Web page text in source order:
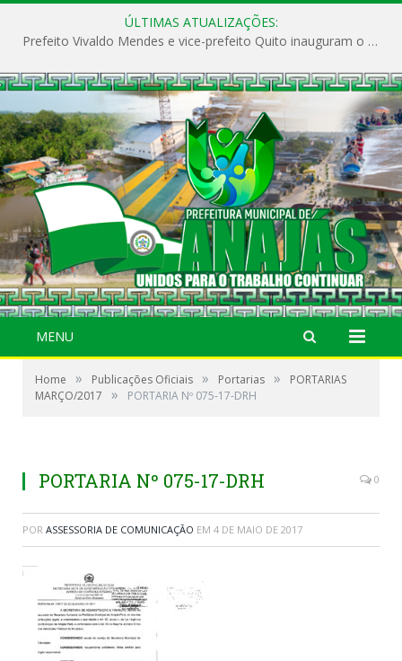
ÚLTIMAS ATUALIZAÇÕES:
Prefeito Vivaldo Mendes e vice-prefeito Quito inauguram o CAPS e fortalecem a saúde pública em Anajás.
MENU
Home » Publicações Oficiais » Portarias »
PORTARIAS
MARÇO/2017
» PORTARIA Nº 075-17-DRH
PORTARIA Nº 075-17-DRH 0
POR ASSESSORIA DE COMUNICAÇÃO EM 4 DE MAIO DE 2017